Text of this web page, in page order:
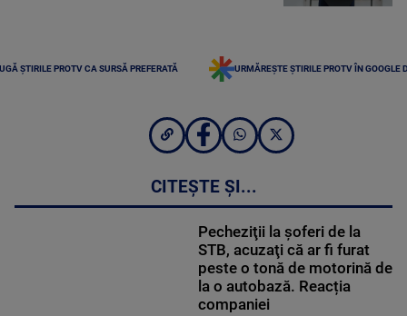
ȘTIRILE PROTV CA SURSĂ PREFERATĂ URMĂREȘTE ȘTIRILE PROTV ÎN GOOGLE
CITEȘTE ȘI...
Pecheziţii la şoferi de la
STB, acuzaţi că ar fi furat
peste o tonă de motorină de
la o autobază. Reacția
companiei